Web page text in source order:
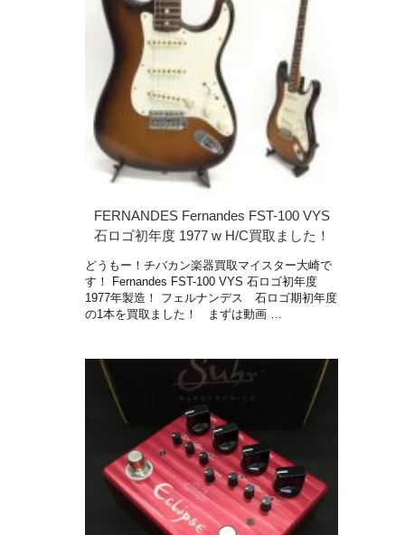
FERNANDES Fernandes FST-100 VYS
石ロゴ初年度 1977 w H/C買取ました！
どうもー！チバカン楽器買取マイスター大崎で
す！ Fernandes FST-100 VYS 石ロゴ初年度
1977年製造！ フェルナンデス 石ロゴ期初年度
の1本を買取ました！ まずは動画 …